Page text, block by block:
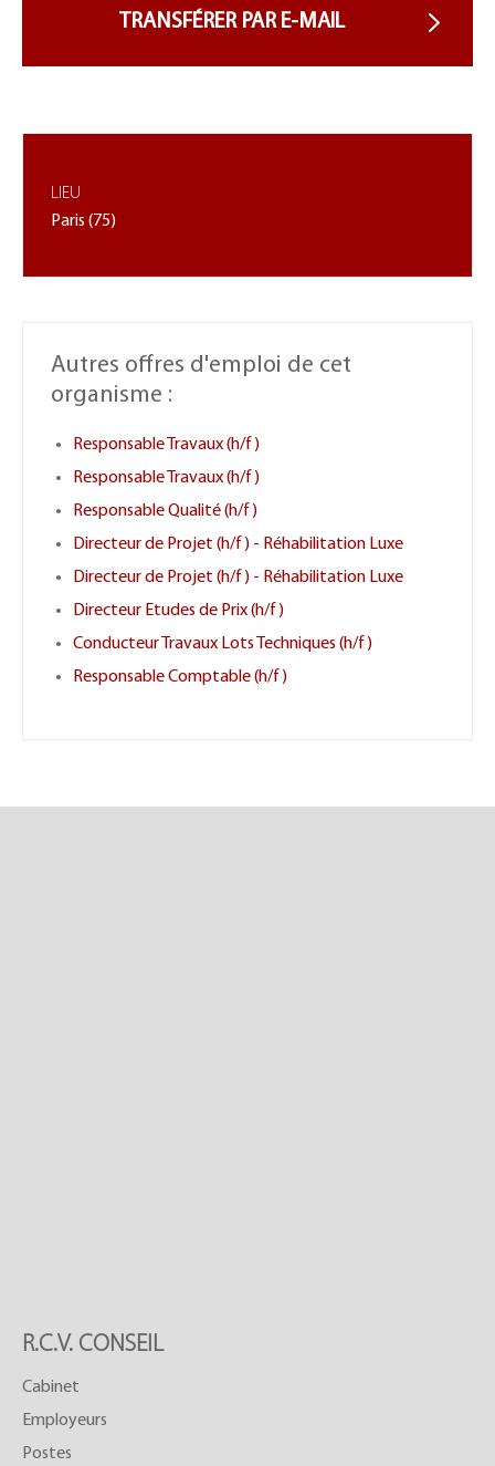
LIEU
Paris (75)
Autres offres d'emploi de cet
organisme :
Responsable Travaux (h/f)
Responsable Travaux (h/f)
Responsable Qualité (h/f)
Directeur de Projet (h/f) - Réhabilitation Luxe
Directeur de Projet (h/f) - Réhabilitation Luxe
Directeur Etudes de Prix (h/f)
Conducteur Travaux Lots Techniques (h/f)
Responsable Comptable (h/f)
R.C.V. CONSEIL
Cabinet
Employeurs
Postes